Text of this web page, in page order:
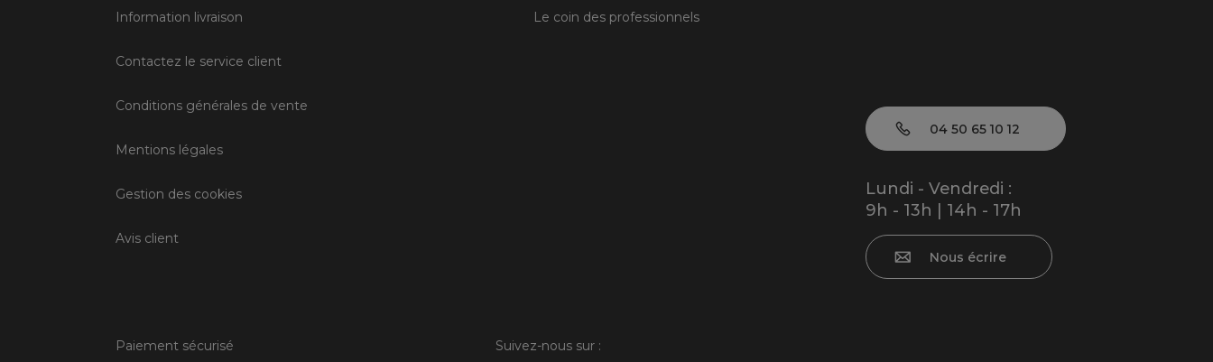
Information livraison
Contactez le service client
Conditions générales de vente
Mentions légales
Gestion des cookies
Avis client
Le coin des professionnels
04 50 65 10 12
Lundi - Vendredi :
9h - 13h | 14h - 17h
Nous écrire
Paiement sécurisé Suivez-nous sur :